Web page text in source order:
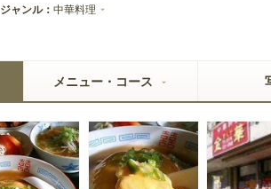
ジャンル： 中華料理
メニュー・コース